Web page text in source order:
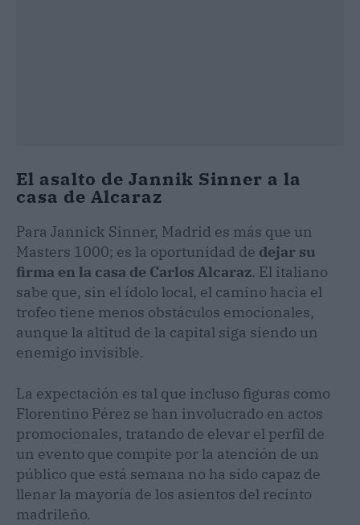
El asalto de Jannik Sinner a la
casa de Alcaraz
Para Jannick Sinner, Madrid es más que un
Masters 1000; es la oportunidad de dejar su
firma en la casa de Carlos Alcaraz. El italiano
sabe que, sin el ídolo local, el camino hacia el
trofeo tiene menos obstáculos emocionales,
aunque la altitud de la capital siga siendo un
enemigo invisible.
La expectación es tal que incluso figuras como
Florentino Pérez se han involucrado en actos
promocionales, tratando de elevar el perfil de
un evento que compite por la atención de un
público que está semana no ha sido capaz de
llenar la mayoría de los asientos del recinto
madrileño.